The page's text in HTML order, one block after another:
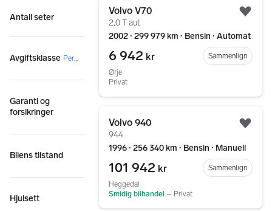
Antall seter
Avgiftsklasse Personbil
Garanti og
forsikringer
Bilens tilstand
Hjulsett
Volvo V70
2,0 T aut
2002 ∙ 299 979 km ∙ Bensin ∙ Automat
6 942 kr
Sammenlign
Ørje
Privat
Volvo 940
944
1996 ∙ 256 340 km ∙ Bensin ∙ Manuell
101 942 kr
Sammenlign
Heggedal
Smidig bilhandel – Privat